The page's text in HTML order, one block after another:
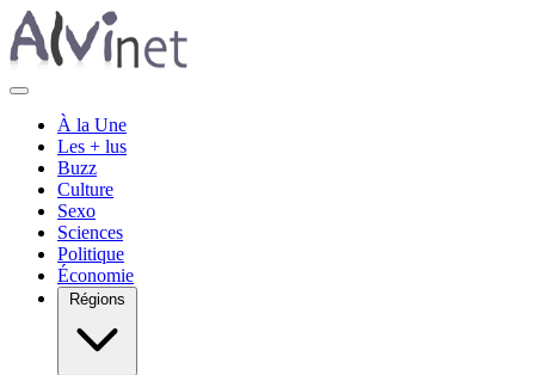
À la Une
Les + lus
Buzz
Culture
Sexo
Sciences
Politique
Économie
Régions